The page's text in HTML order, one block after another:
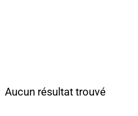
Aucun résultat trouvé